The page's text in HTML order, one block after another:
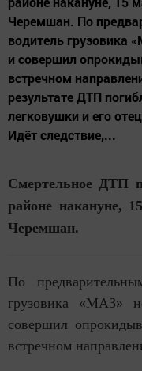
Черемшан. По
водитель грузовика
и совершил
встречном
результате ДТП
легковушки и его
Идёт следствие,...
Смертельное ДТП
районе накануне,
Черемшан.
По
грузовика «МАЗ»
совершил
встречном